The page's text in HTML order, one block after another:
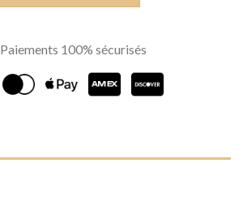
Paiements 100% sécurisés